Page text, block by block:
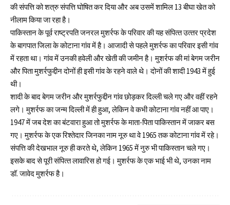
की संपत्ति को शत्रु संपत्ति घोषित कर दिया और अब उसमें शामिल 13 बीघा खेत को
नीलाम किया जा रहा है।
पाकिस्‍तान के पूर्व राष्‍ट्रपति जनरल मुशर्रफ के परिवार की यह संपित्‍त उत्‍तर प्रदेश
के बागपात जिला के कोटाना गांव में है। आजादी से पहले मुशर्रफ का परिवार इसी गांव
में रहता था। गांव में उनकी हवेली और खेती की जमीन है। मुशर्रफ की मां बेगम जरीन
और पिता मुशर्रफुद्दीन दोनों ही इसी गांव के रहने वाले थे। दोनों की शादी 1943 में हुई
थी।
शादी के बाद बेगम जरीन और मुशर्रफुद्दीन गांव छोड़कर दिल्‍ली चले गए और वहीं रहने
लगे। मुशर्रफ का जन्‍म दिल्‍ली में ही हुआ, लेकिन वे कभी कोटाना गांव नहीं आ पाए।
1947 में जब देश का बंटवारा हुआ तो मुशर्रफ के माता-पिता पाकिस्‍तान में जाकर बस
गए। मुशर्रफ के एक रिश्‍तेदार जिनका नाम नूरु था वे 1965 तक कोटाना गांव में रहे।
संपत्ति की देखभाल नूरु ही करते थे, लेकिन 1965 में नुरु भी पाकिस्‍तान चले गए।
इसके बाद से पूरी संपित्‍त लावारिस हो गई। मुशर्रफ के एक भाई भी थे, उनका नाम
डॉ. जावेद मुशर्रफ है।